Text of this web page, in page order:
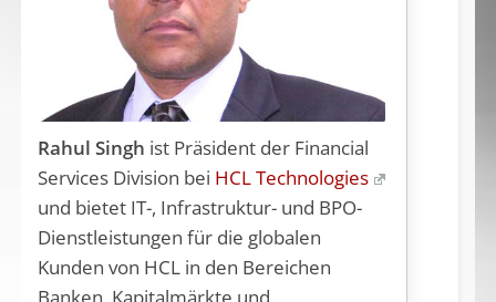
Rahul Singh ist Präsident der Financial
Services Division bei HCL Technologies
und bietet IT-, Infrastruktur- und BPO-
Dienstleistungen für die globalen
Kunden von HCL in den Bereichen
Banken, Kapitalmärkte und